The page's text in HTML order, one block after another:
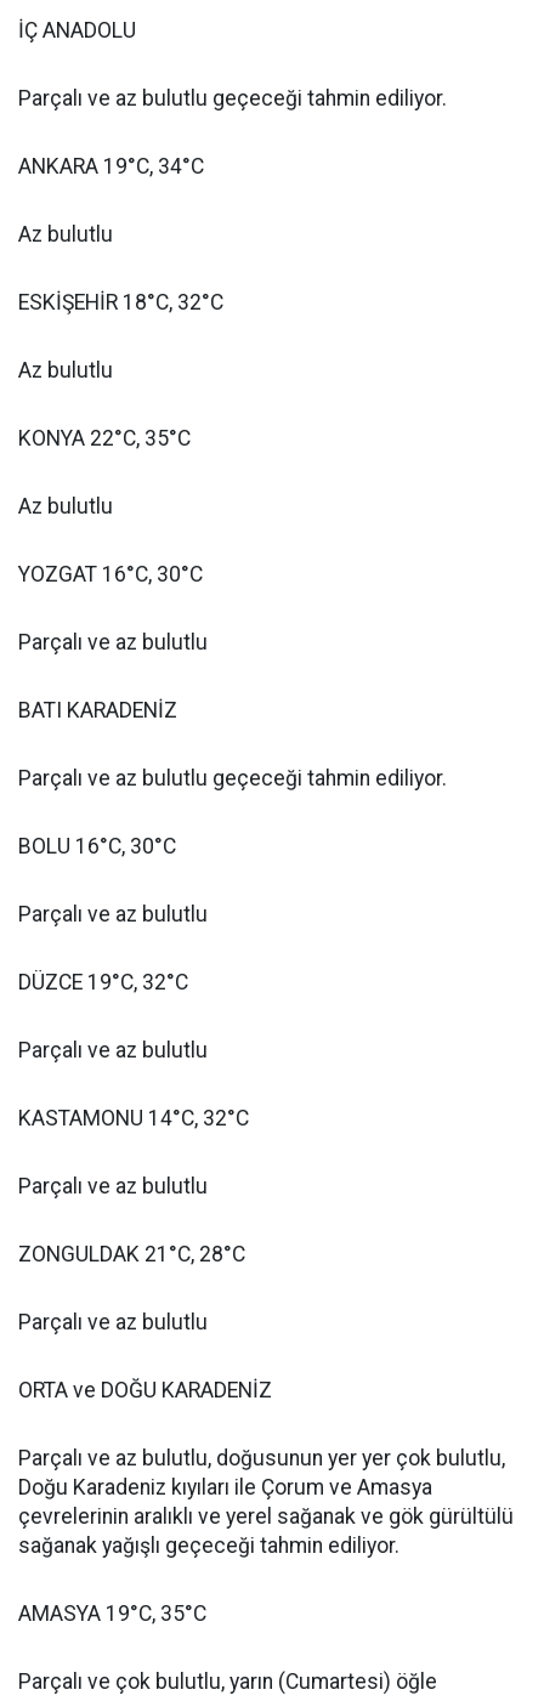
İÇ ANADOLU
Parçalı ve az bulutlu geçeceği tahmin ediliyor.
ANKARA 19°C, 34°C
Az bulutlu
ESKİŞEHİR 18°C, 32°C
Az bulutlu
KONYA 22°C, 35°C
Az bulutlu
YOZGAT 16°C, 30°C
Parçalı ve az bulutlu
BATI KARADENİZ
Parçalı ve az bulutlu geçeceği tahmin ediliyor.
BOLU 16°C, 30°C
Parçalı ve az bulutlu
DÜZCE 19°C, 32°C
Parçalı ve az bulutlu
KASTAMONU 14°C, 32°C
Parçalı ve az bulutlu
ZONGULDAK 21°C, 28°C
Parçalı ve az bulutlu
ORTA ve DOĞU KARADENİZ
Parçalı ve az bulutlu, doğusunun yer yer çok bulutlu,
Doğu Karadeniz kıyıları ile Çorum ve Amasya
çevrelerinin aralıklı ve yerel sağanak ve gök gürültülü
sağanak yağışlı geçeceği tahmin ediliyor.
AMASYA 19°C, 35°C
Parçalı ve çok bulutlu, yarın (Cumartesi) öğle